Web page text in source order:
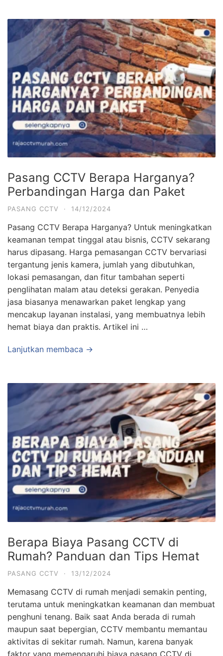
Pasang CCTV Berapa Harganya?
Perbandingan Harga dan Paket
PASANG CCTV · 14/12/2024
Pasang CCTV Berapa Harganya? Untuk meningkatkan
keamanan tempat tinggal atau bisnis, CCTV sekarang
harus dipasang. Harga pemasangan CCTV bervariasi
tergantung jenis kamera, jumlah yang dibutuhkan,
lokasi pemasangan, dan fitur tambahan seperti
penglihatan malam atau deteksi gerakan. Penyedia
jasa biasanya menawarkan paket lengkap yang
mencakup layanan instalasi, yang membuatnya lebih
hemat biaya dan praktis. Artikel ini …
Lanjutkan membaca →
Berapa Biaya Pasang CCTV di
Rumah? Panduan dan Tips Hemat
PASANG CCTV · 13/12/2024
Memasang CCTV di rumah menjadi semakin penting,
terutama untuk meningkatkan keamanan dan membuat
penghuni tenang. Baik saat Anda berada di rumah
maupun saat bepergian, CCTV membantu memantau
aktivitas di sekitar rumah. Namun, karena banyak
faktor yang memengaruhi biaya pasang CCTV di